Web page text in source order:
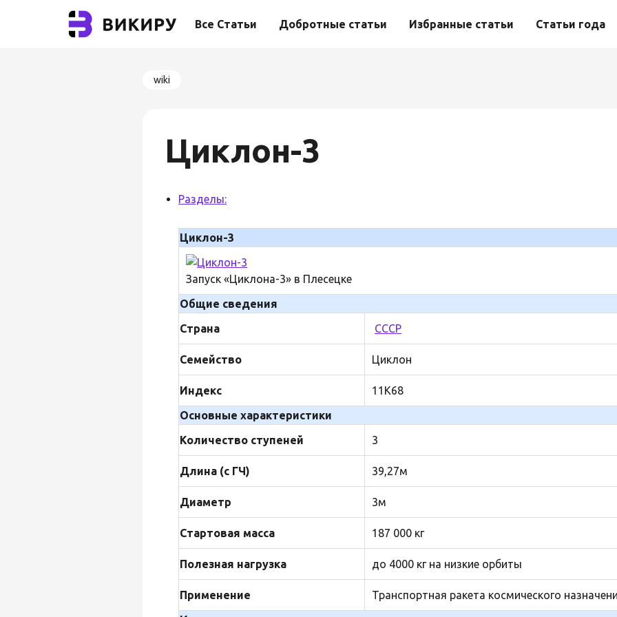
Все Статьи Добротные статьи Избранные статьи Статьи года
wiki
Циклон-3
Разделы:
Циклон-3
Запуск «Циклона-3» в Плесецке
Общие сведения
Страна
СССР
Семейство Циклон
Индекс
11К68
Основные характеристики
Количество ступеней
3
Длина (с ГЧ) 39,27м
Диаметр 3м
Стартовая масса 187 000 кг
Полезная нагрузка до 4000 кг на низкие орбиты
Применение
Транспортная ракета космического